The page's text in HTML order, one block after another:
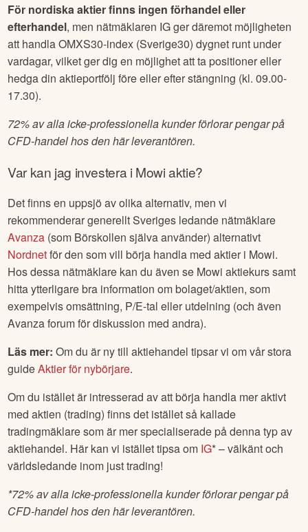
För nordiska aktier finns ingen förhandel eller
efterhandel, men nätmäklaren IG ger däremot möjligheten
att handla OMXS30-index (Sverige30) dygnet runt under
vardagar, vilket ger dig en möjlighet att ta positioner eller
hedga din aktieportfölj före eller efter stängning (kl. 09.00-
17.30).
72% av alla icke-professionella kunder förlorar pengar på
CFD-handel hos den här leverantören.
Var kan jag investera iMowiaktie?
Det finns en uppsjö av olika alternativ, men vi
rekommenderar generellt Sveriges ledande nätmäklare
Avanza (som Börskollen själva använder) alternativt
Nordnetför den som vill börja handla med aktier i Mowi.
Hos dessa nätmäklare kan du även se Mowi aktiekurs samt
hitta ytterligare bra information om bolaget/aktien, som
exempelvis omsättning, P/E-tal eller utdelning (och även
Avanza forum för diskussion med andra).
Läs mer: Om du är ny till aktiehandel tipsar vi om vår stora
guideAktier för nybörjare.
Om du istället är intresserad av att börja handla mer aktivt
med aktien (trading) finns det istället så kallade
tradingmäklare som är mer specialiserade på denna typ av
aktiehandel. Här kan vi istället tipsa om IG* – välkänt och
världsledande inom just trading!
*72% av alla icke-professionella kunder förlorar pengar på
CFD-handel hos den här leverantören.